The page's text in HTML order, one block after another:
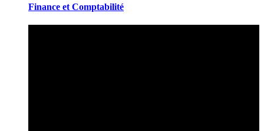
Finance et Comptabilité